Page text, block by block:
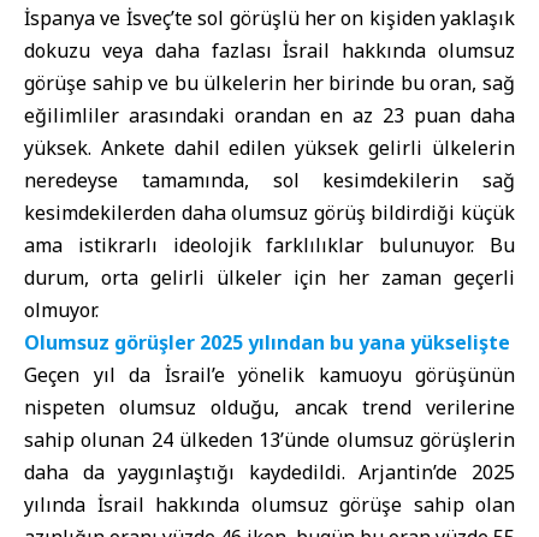
İspanya ve İsveç’te sol görüşlü her on kişiden yaklaşık
dokuzu veya daha fazlası İsrail hakkında olumsuz
görüşe sahip ve bu ülkelerin her birinde bu oran, sağ
eğilimliler arasındaki orandan en az 23 puan daha
yüksek. Ankete dahil edilen yüksek gelirli ülkelerin
neredeyse tamamında, sol kesimdekilerin sağ
kesimdekilerden daha olumsuz görüş bildirdiği küçük
ama istikrarlı ideolojik farklılıklar bulunuyor. Bu
durum, orta gelirli ülkeler için her zaman geçerli
olmuyor.
Olumsuz görüşler 2025 yılından bu yana yükselişte
Geçen yıl da İsrail’e yönelik kamuoyu görüşünün
nispeten olumsuz olduğu, ancak trend verilerine
sahip olunan 24 ülkeden 13’ünde olumsuz görüşlerin
daha da yaygınlaştığı kaydedildi. Arjantin’de 2025
yılında İsrail hakkında olumsuz görüşe sahip olan